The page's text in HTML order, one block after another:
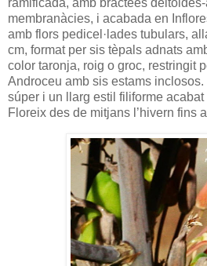
membranàcies, i acabada en
amb flors pedicel·lades tubulars,
cm, format per sis tèpals adnats
color taronja, roig o groc, restringit
Androceu amb sis estams
súper i un llarg estil filiforme
Floreix des de mitjans l’hivern fins